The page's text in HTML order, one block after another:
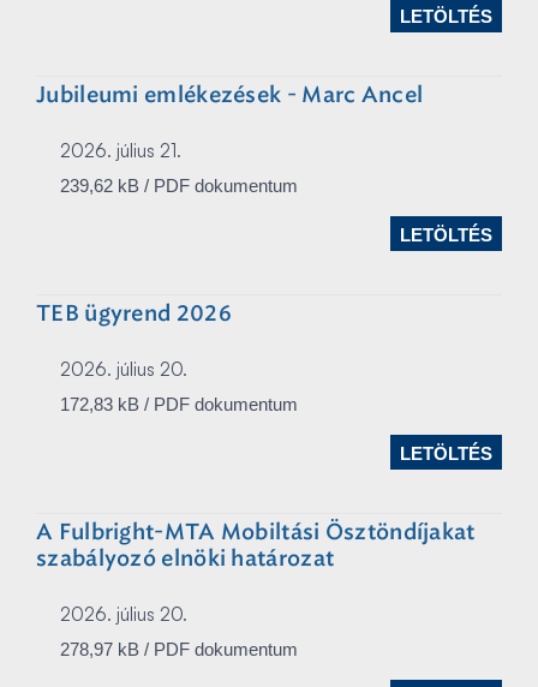
LETÖLTÉS
Jubileumi emlékezések - Marc Ancel
2026. július 21.
239,62 kB / PDF dokumentum
LETÖLTÉS
TEB ügyrend 2026
2026. július 20.
172,83 kB / PDF dokumentum
LETÖLTÉS
A Fulbright-MTA Mobiltási Ösztöndíjakat
szabályozó elnöki határozat
2026. július 20.
278,97 kB / PDF dokumentum